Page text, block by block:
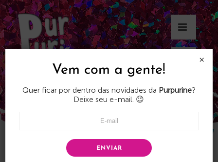
Skip
to
content
Vem com a gente!
Quer ficar por dentro das novidades da Purpurine?
Deixe seu e-mail. 😉
ENVIAR
×